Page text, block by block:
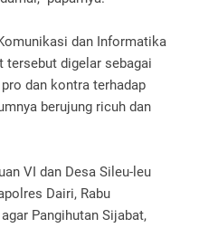
dan Informatika
tersebut digelar sebagai
dan kontra terhadap
berujung ricuh dan
VI dan Desa Sileu-leu
Dairi, Rabu
Pangihutan Sijabat,